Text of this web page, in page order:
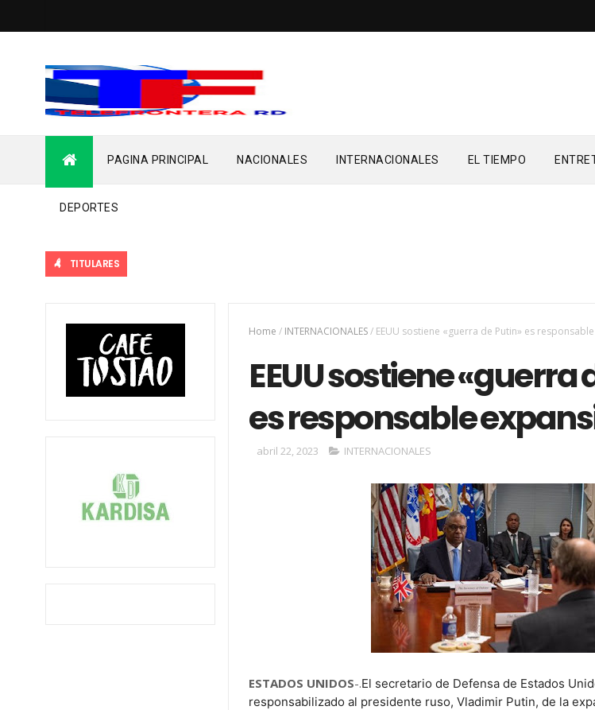
PAGINA PRINCIPAL NACIONALES INTERNACIONALES EL TIEMPO
DEPORTES
TITULARES
Home / INTERNACIONALES/ EEUU sostiene «guerra de Putin» es
EEUU sostiene «guerra
es responsable
abril 22, 2023 INTERNACIONALES
ESTADOS UNIDOS-.El secretario de Defensa de Estados
responsabilizado al presidente ruso, Vladimir Putin, de la